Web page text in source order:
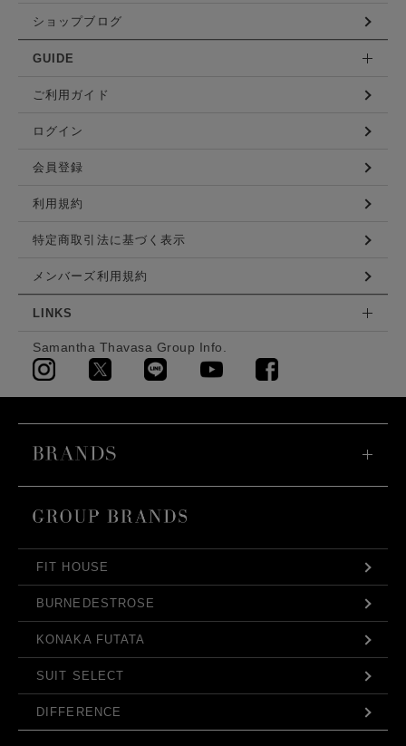
ショップブログ
GUIDE
ご利用ガイド
ログイン
会員登録
利用規約
特定商取引法に基づく表示
メンバーズ利用規約
LINKS
Samantha Thavasa Group Info.
FIT HOUSE
BURNEDESTROSE
KONAKA FUTATA
SUIT SELECT
DIFFERENCE